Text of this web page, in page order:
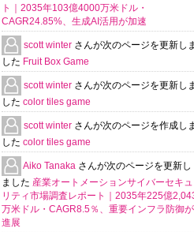
ト｜2035年103億4000万米ドル・
CAGR24.85%、生成AI活用が加速
scott winter さんが次のページを更新しま
した Fruit Box Game
scott winter さんが次のページを更新しま
した color tiles game
scott winter さんが次のページを作成しま
した color tiles game
Aiko Tanaka さんが次のページを更新し
ました 産業オートメーションサイバーセキュ
リティ市場調査レポート｜2035年225億
万米ドル・CAGR8.5％、重要インフラ防御が
進展